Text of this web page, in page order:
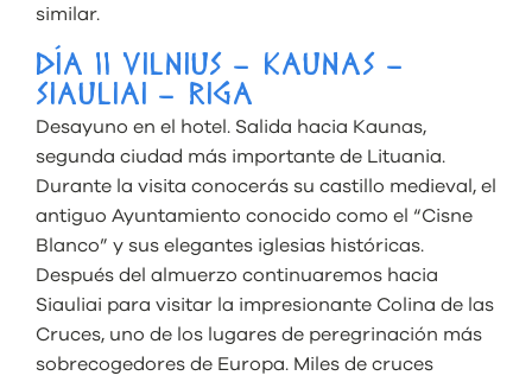
similar.
DÍA 11 VILNIUS – KAUNAS –
SIAULIAI – RIGA
Desayuno en el hotel. Salida hacia Kaunas,
segunda ciudad más importante de Lituania.
Durante la visita conocerás su castillo medieval, el
antiguo Ayuntamiento conocido como el “Cisne
Blanco” y sus elegantes iglesias históricas.
Después del almuerzo continuaremos hacia
Siauliai para visitar la impresionante Colina de las
Cruces, uno de los lugares de peregrinación más
sobrecogedores de Europa. Miles de cruces